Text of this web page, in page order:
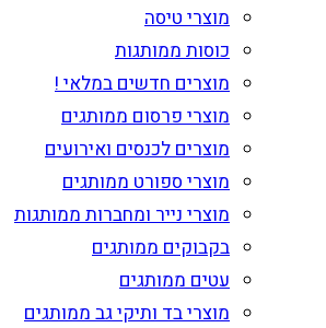
מוצרי טיסה
כוסות ממותגות
מוצרים חדשים במלאי !
מוצרי פרסום ממותגים
מוצרים לכנסים ואירועים
מוצרי ספורט ממותגים
מוצרי נייר ומחברות ממותגות
בקבוקים ממותגים
עטים ממותגים
מוצרי בד ותיקי גב ממותגים